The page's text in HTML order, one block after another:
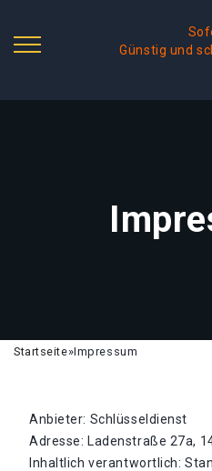
Günstig und
Startseite»Impressum
Anbieter: Schlüsseldienst
Adresse: Ladenstraße 27a,
Inhaltlich verantwortlich: